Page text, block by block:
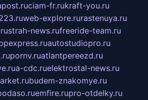
ciam-fr.rukraft-you.ru
web-explore.rurastenuya.ru
strah-news.rufreeride-team.ru
autostudiopro.ru
pornv.ruatlantpereezd.ru
a-cdc.ruelektrostal-news.ru
budem-znakomye.ru
emfire.rupro-otdelky.ru